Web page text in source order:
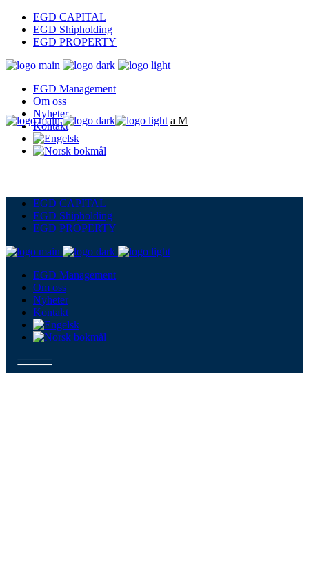
EGD CAPITAL
EGD Shipholding
EGD PROPERTY
EGD Management
Om oss
Nyheter
Kontakt
EGD CAPITAL
EGD Shipholding
EGD PROPERTY
EGD Management
Om oss
Nyheter
Kontakt